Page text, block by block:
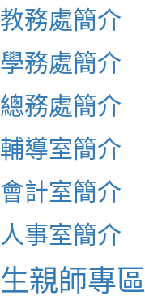
教務處簡介
學務處簡介
總務處簡介
輔導室簡介
會計室簡介
人事室簡介
生親師專區